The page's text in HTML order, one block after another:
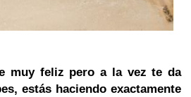
muy feliz pero a la vez te da
estás haciendo exactamente